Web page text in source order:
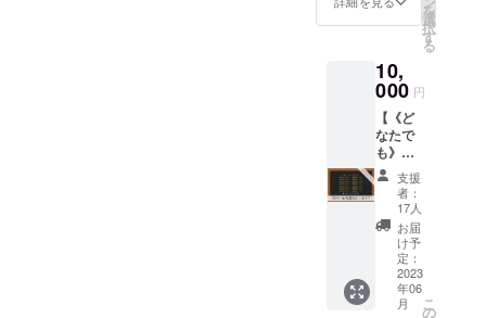
イベン
トには
限を設
けさせ
ていた
だいて
おりま
す。満
員に
なった
場合ご
参加い
ただけ
ンは13
時から
16時の
３時間
開催
し、
ボード
ゲーム
大会を
行う予
定で
す。 ◆
注意 ★
現在6月
17日開
無料で
３時間
べま
す！ 当
日はド
リンク
も無料
で何杯
でもお
飲みい
ただけ
ます！
◆詳細
平日・
休日ど
ちらで
もご使
を
選
択
す
る
10,
000 円
【《ど
なたで
も》店
内にお
名前掲
示しま
す!】 ◆
内容 お
店の壁
にお名
前を掲
示させ
支援
者：
17人
お届
け予
定：
2023
年06
月
こ
の